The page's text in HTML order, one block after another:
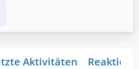
Aktivitäten